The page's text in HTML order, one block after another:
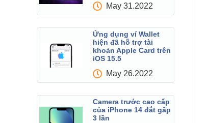
May 31.2022
Ứng dụng ví Wallet
hiện đã hỗ trợ tài
khoản Apple Card trên
iOS 15.5
May 26.2022
Camera trước cao cấp
của iPhone 14 đắt gấp
3 lần